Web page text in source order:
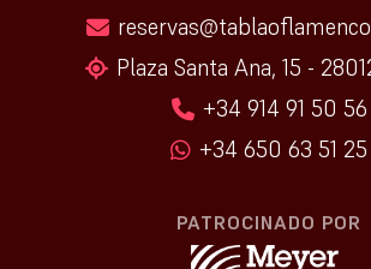
Plaza Santa Ana, 15 -
+34 914 91 50 56
+34 650 63 51 25
PATROCINADO POR